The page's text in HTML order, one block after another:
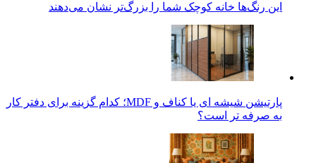
این رنگ‌ها خانه کوچک شما را بزرگ‌تر نشان می‌دهند
پارتیشن شیشه ای یا کناف و MDF؛ کدام گزینه برای دفتر کار
به صرفه تر است؟